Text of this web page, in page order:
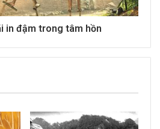
in đậm trong tâm hồn